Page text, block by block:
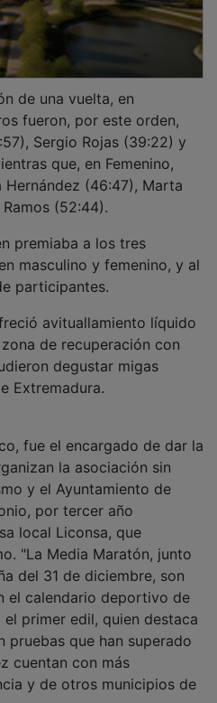
fueron, por este orden,
Sergio Rojas (39:22) y
que, en Femenino,
(46:47), Marta
(52:44).
masculino y femenino, y al
participantes.
de recuperación con
degustar migas
Extremadura.
fue el encargado de dar la
la asociación sin
y el Ayuntamiento de
por tercer año
local Liconsa, que
"La Media Maratón, junto
del 31 de diciembre, son
el calendario deportivo de
primer edil, quien destaca
pruebas que han superado
cuentan con más
y de otros municipios de